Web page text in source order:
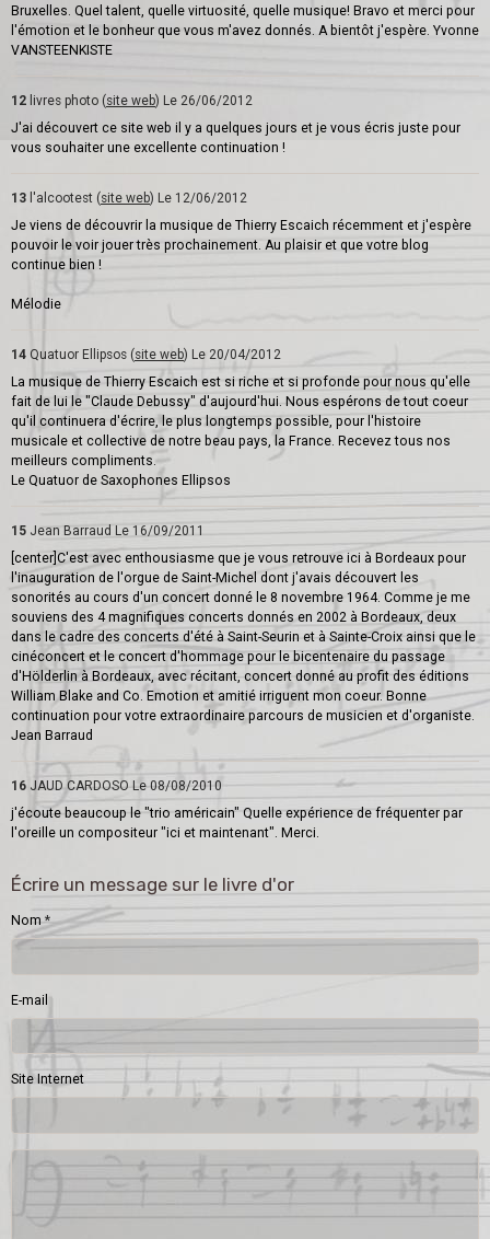
Bruxelles. Quel talent, quelle virtuosité, quelle musique! Bravo et merci pour
l'émotion et le bonheur que vous m'avez donnés. A bientôt j'espère. Yvonne
VANSTEENKISTE
12 livres photo (site web) Le 26/06/2012
J'ai découvert ce site web il y a quelques jours et je vous écris juste pour
vous souhaiter une excellente continuation !
13 l'alcootest (site web) Le 12/06/2012
Je viens de découvrir la musique de Thierry Escaich récemment et j'espère
pouvoir le voir jouer très prochainement. Au plaisir et que votre blog
continue bien !
Mélodie
14 Quatuor Ellipsos (site web) Le 20/04/2012
La musique de Thierry Escaich est si riche et si profonde pour nous qu'elle
fait de lui le "Claude Debussy" d'aujourd'hui. Nous espérons de tout coeur
qu'il continuera d'écrire, le plus longtemps possible, pour l'histoire
musicale et collective de notre beau pays, la France. Recevez tous nos
meilleurs compliments.
Le Quatuor de Saxophones Ellipsos
15 Jean Barraud Le 16/09/2011
[center]C'est avec enthousiasme que je vous retrouve ici à Bordeaux pour
l'inauguration de l'orgue de Saint-Michel dont j'avais découvert les
sonorités au cours d'un concert donné le 8 novembre 1964. Comme je me
souviens des 4 magnifiques concerts donnés en 2002 à Bordeaux, deux
dans le cadre des concerts d'été à Saint-Seurin et à Sainte-Croix ainsi que le
cinéconcert et le concert d'hommage pour le bicentenaire du passage
d'Hölderlin à Bordeaux, avec récitant, concert donné au profit des éditions
William Blake and Co. Emotion et amitié irriguent mon coeur. Bonne
continuation pour votre extraordinaire parcours de musicien et d'organiste.
Jean Barraud
16 JAUD CARDOSO Le 08/08/2010
j'écoute beaucoup le "trio américain" Quelle expérience de fréquenter par
l'oreille un compositeur "ici et maintenant". Merci.
Écrire un message sur le livre d'or
Nom
E-mail
Site Internet